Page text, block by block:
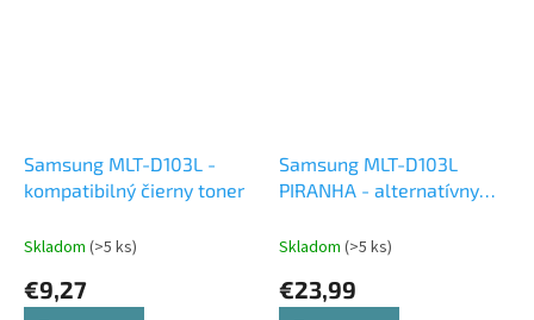
Samsung MLT-D103L -
kompatibilný čierny toner
Skladom (>5 ks)
€9,27
Samsung MLT-D103L
PIRANHA - alternatívny
Skladom (>5 ks)
€23,99